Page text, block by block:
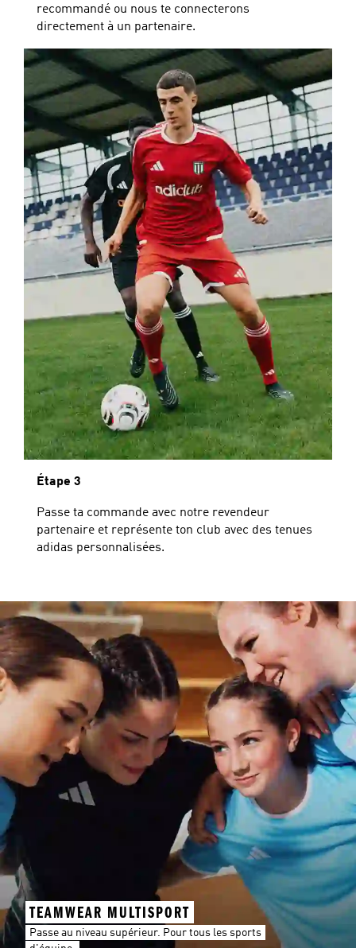
recommandé ou nous te connecterons
directement à un partenaire.
Étape 3
Passe ta commande avec notre revendeur
partenaire et représente ton club avec des tenues
adidas personnalisées.
TEAMWEAR MULTISPORT
Passe au niveau supérieur. Pour tous les sports